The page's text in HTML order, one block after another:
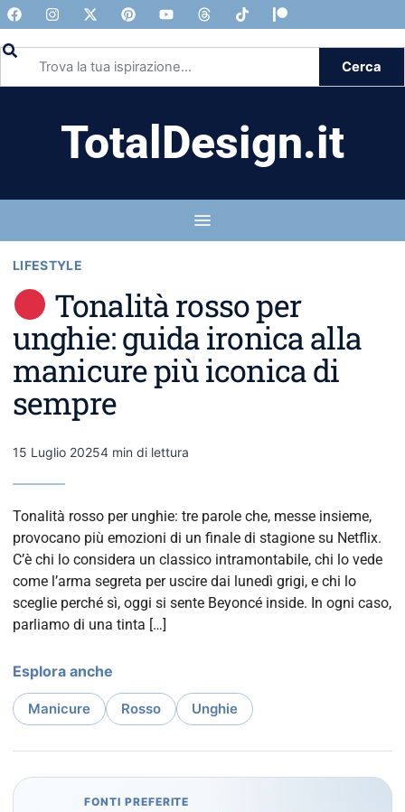
Cerca
TotalDesign.it
LIFESTYLE
Tonalità rosso per
unghie: guida ironica alla
manicure più iconica di
sempre
15 Luglio 20254 min di lettura
Tonalità rosso per unghie: tre parole che, messe insieme,
provocano più emozioni di un finale di stagione su Netflix.
C’è chi lo considera un classico intramontabile, chi lo vede
come l’arma segreta per uscire dai lunedì grigi, e chi lo
sceglie perché sì, oggi si sente Beyoncé inside. In ogni caso,
parliamo di una tinta […]
Esplora anche
Manicure Rosso Unghie
FONTI PREFERITE